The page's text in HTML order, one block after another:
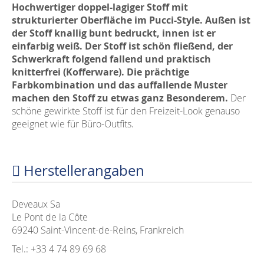
Hochwertiger doppel-lagiger Stoff mit
strukturierter Oberfläche im Pucci-Style. Außen ist
der Stoff knallig bunt bedruckt, innen ist er
einfarbig weiß. Der Stoff ist schön fließend, der
Schwerkraft folgend fallend und praktisch
knitterfrei (Kofferware). Die prächtige
Farbkombination und das auffallende Muster
machen den Stoff zu etwas ganz Besonderem. Der
schöne gewirkte Stoff ist für den Freizeit-Look genauso
geeignet wie für Büro-Outfits.
Herstellerangaben
Deveaux Sa
Le Pont de la Côte
69240 Saint-Vincent-de-Reins, Frankreich
Tel.: +33 4 74 89 69 68